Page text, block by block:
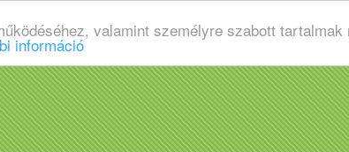
valamint személyre szabott
információ